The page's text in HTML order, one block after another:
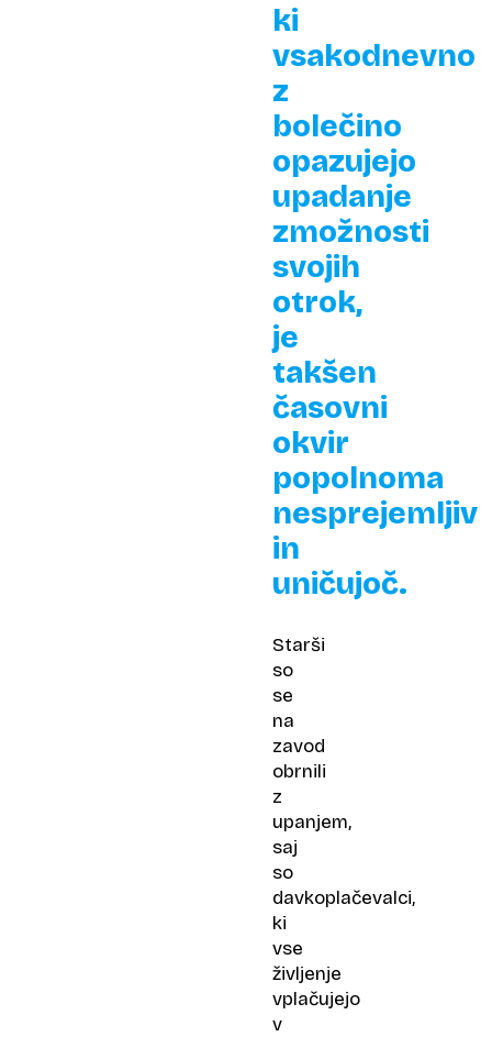
ki
vsakodnevno
z
bolečino
opazujejo
upadanje
zmožnosti
svojih
otrok,
je
takšen
časovni
okvir
popolnoma
nesprejemljiv
in
uničujoč.
Starši
so
se
na
zavod
obrnili
z
upanjem,
saj
so
davkoplačevalci,
ki
vse
življenje
vplačujejo
v